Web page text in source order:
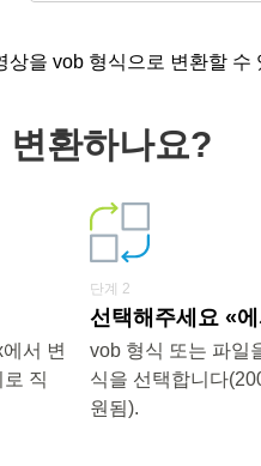
을 vob 형식으로 변환할 수
환하나요?
서 변
직
단계 2
선택해주세요 «
vob 형식 또는 파일
식을 선택합니다
원됨).